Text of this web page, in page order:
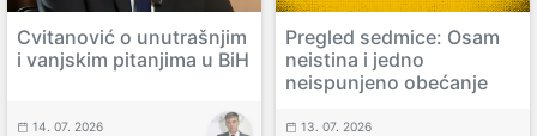
Cvitanović o unutrašnjim
i vanjskim pitanjima u BiH
14. 07. 2026
Pregled sedmice: Osam
neistina i jedno
neispunjeno obećanje
13. 07. 2026